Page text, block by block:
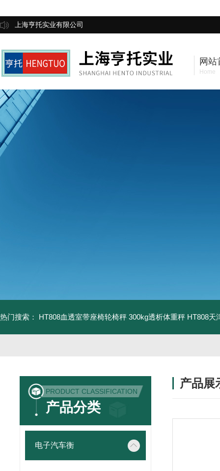
上海亨托实业有限公司
网站
Home
热门搜索： HT808血透室带座椅轮椅秤 300kg透析体重秤 HT808天
PRODUCT CLASSIFICATION
产品分类
电子汽车衡
产品展